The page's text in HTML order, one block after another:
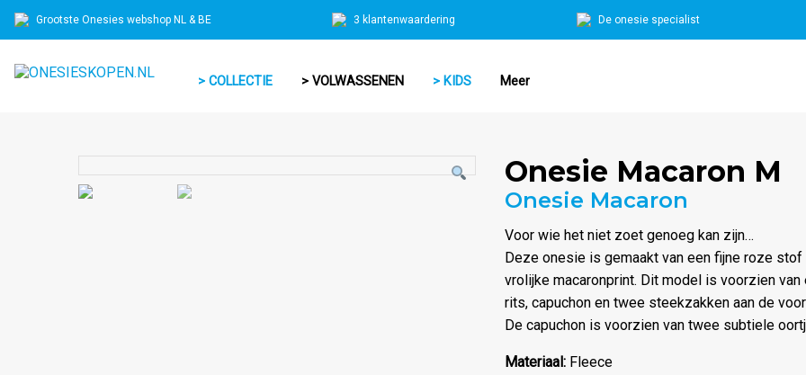
Grootste Onesies webshop NL & BE 3 klantenwaardering De onesie specialist
> COLLECTIE > VOLWASSENEN > KIDS Meer
Onesie Macaron M
Onesie Macaron
Voor wie het niet zoet genoeg kan zijn…
Deze onesie is gemaakt van een fijne roze stof
vrolijke macaronprint. Dit model is voorzien van
rits, capuchon en twee steekzakken aan de
De capuchon is voorzien van twee subtiele
Materiaal: Fleece